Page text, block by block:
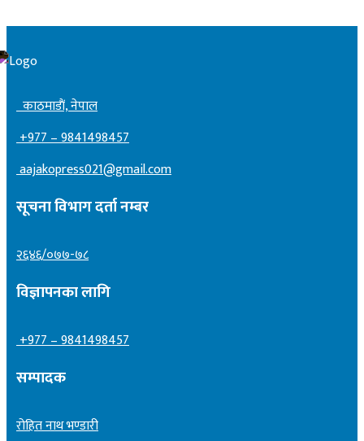
काठमाडाैं, नेपाल
+977 – 9841498457
aajakopress021@gmail.com
सूचना विभाग दर्ता नम्बर
२६४६/०७७-७८
विज्ञापनका लागि
+977 – 9841498457
सम्पादक
रोहित नाथ भण्डारी